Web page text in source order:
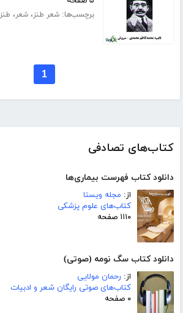
کتاب‌های تصادفی
دانلود کتاب فهرست بیماری‌ها
از: مجله ویستا
کتاب‌های علوم پزشکی
۱۱۱۰ صفحه
دانلود کتاب سگ نومه (صوتی)
از: رحمان مولایی
کتاب‌های صوتی رایگان شعر و ادبیات
۰ صفحه
برچسب‌ها:شعر طنز،شعر، طنز
1